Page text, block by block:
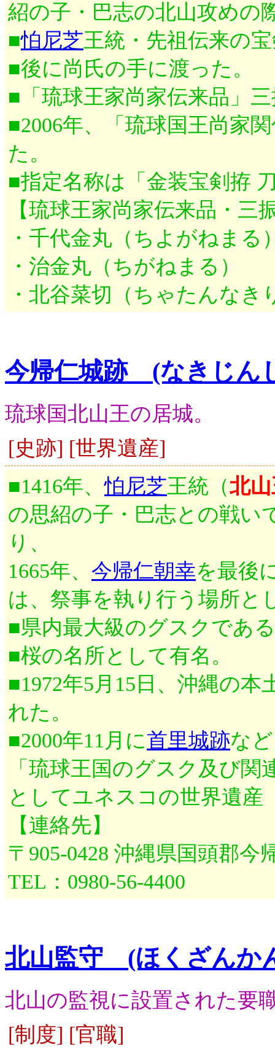
紹の子・巴志の北山攻めの
■怕尼芝王統・先祖伝来の
■後に尚氏の手に渡った。
■「琉球王家尚家伝来品」
■2006年、「琉球国王尚家
た。
■指定名称は「金装宝剣拵
【琉球王家尚家伝来品・三
・千代金丸（ちよがねまる
・治金丸（ちがねまる）
・北谷菜切（ちゃたんなき
今帰仁城跡 (なきじん
琉球国北山王の居城。
[史跡] [世界遺産]
■1416年、怕尼芝王統（北
の思紹の子・巴志との戦い
り、
1665年、 今帰仁朝幸を最後
は、祭事を執り行う場所と
■県内最大級のグスクであ
■桜の名所として有名。
■1972年5月15日、沖縄の
れた。
■2000年11月に首里城跡な
「琉球王国のグスク及び関
としてユネスコの世界遺産
【連絡先】
〒905-0428 沖縄県国頭郡今
TEL：0980-56-4400
北山監守 (ほくざんか
北山の監視に設置された要
[制度] [官職]